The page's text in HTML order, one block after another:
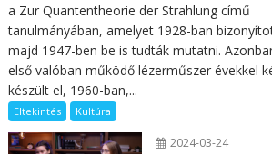
a Zur Quantentheorie der Strahlung című
tanulmányában, amelyet 1928-ban
majd 1947-ben be is tudták mutatni.
első valóban működő lézerműszer évekkel
készült el, 1960-ban,...
Eltekintés Kultúra
2024-03-24